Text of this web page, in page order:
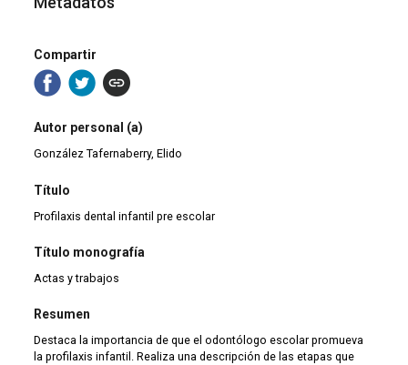
Compartir
Autor personal (a)
González Tafernaberry, Elido
Título
Profilaxis dental infantil pre escolar
Título monografía
Actas y trabajos
Resumen
Destaca la importancia de que el odontólogo escolar promueva
la profilaxis infantil. Realiza una descripción de las etapas que